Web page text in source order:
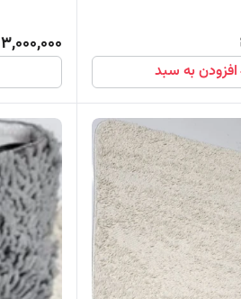
افزودن به سبد
3,000,000